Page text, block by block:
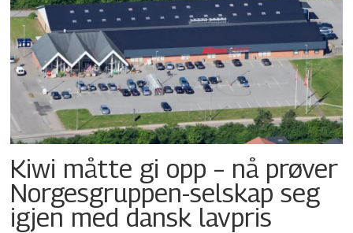
Kiwi måtte gi opp – nå prøver
Norgesgruppen-selskap seg
igjen med dansk lavpris